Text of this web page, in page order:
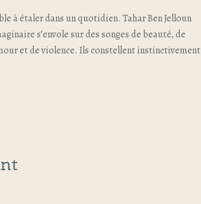
à étaler dans un quotidien. Tahar Ben Jelloun
s’envole sur des songes de beauté, de
et de violence. Ils constellent instinctivement